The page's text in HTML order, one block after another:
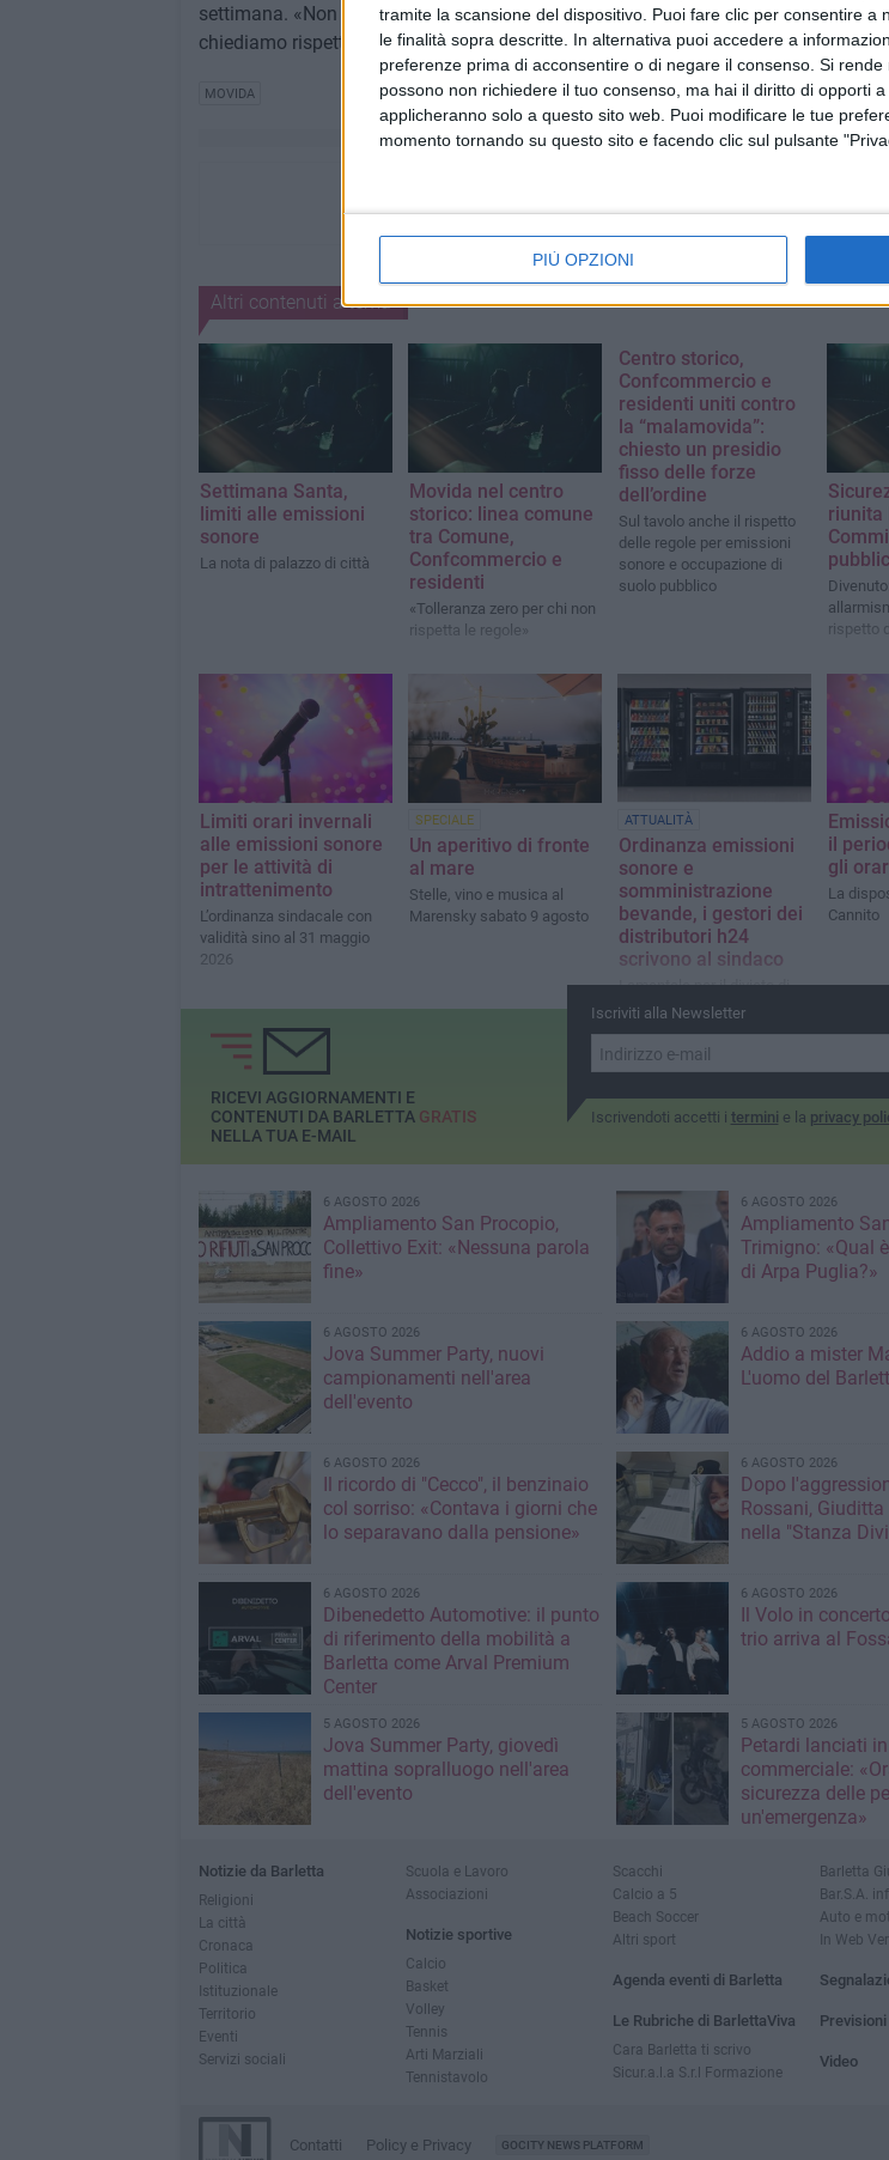
tramite la scansione del dispositivo. Puoi fare clic per consentire
le finalità sopra descritte. In alternativa puoi accedere a
preferenze prima di acconsentire o di negare il consenso. Si rende
possono non richiedere il tuo consenso, ma hai il diritto di opporti
applicheranno solo a questo sito web. Puoi modificare le tue
momento tornando su questo sito e facendo clic sul pulsante
PIÙ OPZIONI
settimana. «Non vogliamo ostacolare il lavoro degli esercenti – concludono i
chiediamo rispetto per chi vive qui. È necessario trovare un equilibrio».
MOVIDA
Altri contenuti a tema
Settimana Santa,
limiti alle emissioni
sonore
La nota di palazzo di città
Movida nel centro
storico: linea comune
tra Comune,
Confcommercio e
residenti
«Tolleranza zero per chi non
rispetta le regole»
Centro storico,
Confcommercio e
residenti uniti contro
la “malamovida”:
chiesto un presidio
fisso delle forze
dell’ordine
Sul tavolo anche il rispetto
delle regole per emissioni
sonore e occupazione di
suolo pubblico
riunita
rispetto
Limiti orari invernali
alle emissioni sonore
per le attività di
intrattenimento
L’ordinanza sindacale con
validità sino al 31 maggio
2026
SPECIALE
Un aperitivo di fronte
al mare
Stelle, vino e musica al
Marensky sabato 9 agosto
ATTUALITÀ
Ordinanza emissioni
sonore e
somministrazione
bevande, i gestori dei
distributori h24
scrivono al sindaco
Lamentale per il divieto di
vendita alcolici dalle 22 alle
il
gli
La
Cannito
Iscriviti alla Newsletter
Iscrivendoti accetti i termini e la privacy
RICEVI AGGIORNAMENTI E
CONTENUTI DA BARLETTA GRATIS
NELLA TUA E-MAIL
6 AGOSTO 2026
Ampliamento San Procopio,
Collettivo Exit: «Nessuna parola
fine»
6 AGOSTO 2026
Ampliamento
Trimigno: «Qual
di Arpa Puglia?»
6 AGOSTO 2026
Jova Summer Party, nuovi
campionamenti nell'area
dell'evento
6 AGOSTO 2026
Addio a mister
L'uomo del
6 AGOSTO 2026
Il ricordo di "Cecco", il benzinaio
col sorriso: «Contava i giorni che
lo separavano dalla pensione»
6 AGOSTO 2026
Dopo
Rossani,
nella "Stanza
6 AGOSTO 2026
Dibenedetto Automotive: il punto
di riferimento della mobilità a
Barletta come Arval Premium
Center
6 AGOSTO 2026
Il Volo in
trio arriva al
5 AGOSTO 2026
Jova Summer Party, giovedì
mattina sopralluogo nell'area
dell'evento
5 AGOSTO 2026
Petardi lanciati
commerciale:
sicurezza delle
un'emergenza»
Notizie da Barletta
Religioni
La città
Cronaca
Politica
Istituzionale
Territorio
Eventi
Servizi sociali
Scuola e Lavoro
Associazioni
Notizie sportive
Calcio
Basket
Volley
Tennis
Arti Marziali
Tennistavolo
Scacchi
Calcio a 5
Beach Soccer
Altri sport
Agenda eventi di Barletta
Le Rubriche di BarlettaViva
Cara Barletta ti scrivo
Sicur.a.l.a S.r.l Formazione
Barletta
Bar.S.A.
Auto e
In Web
Video
Contatti Policy e Privacy GOCITY NEWS PLATFORM